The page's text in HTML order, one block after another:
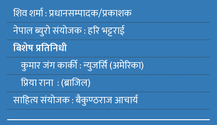
शिव शर्मा : प्रधानसम्पादक/प्रकाशक
नेपाल ब्युराे संयाेजक : हरि भट्टराई
बिशेष प्रतिनिधी
कुमार जंग कार्की : न्युजर्सि (अमेरिका)
प्रिया राना : (ब्राजिल)
साहित्य संयाेजक : बैकुण्ठराज आचार्य